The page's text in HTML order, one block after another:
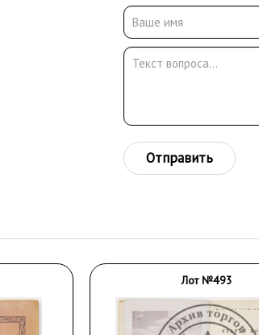
Отправить
Лот №493